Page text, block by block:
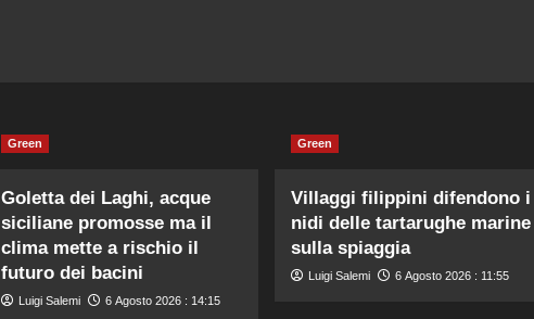
Green
Goletta dei Laghi, acque
siciliane promosse ma il
clima mette a rischio il
futuro dei bacini
Luigi Salemi 6 Agosto 2026 : 14:15
Green
Villaggi filippini difendono i
nidi delle tartarughe marine
sulla spiaggia
Luigi Salemi 6 Agosto 2026 : 11:55